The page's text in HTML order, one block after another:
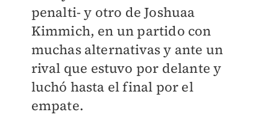
penalti- y otro de Joshuaa
Kimmich, en un partido con
muchas alternativas y ante un
rival que estuvo por delante y
luchó hasta el final por el
empate.